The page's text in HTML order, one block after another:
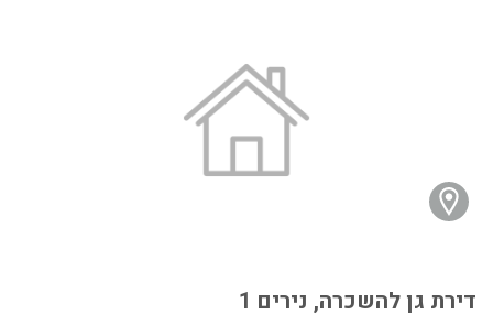
דירת גן להשכרה, נירים 1